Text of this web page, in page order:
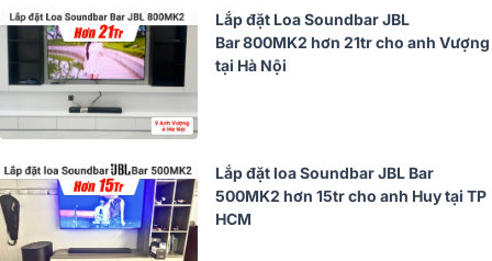
Lắp đặt Loa Soundbar JBL
Bar 800MK2 hơn 21tr cho anh Vượng
tại Hà Nội
Lắp đặt loa Soundbar JBL Bar
500MK2 hơn 15tr cho anh Huy tại TP
HCM